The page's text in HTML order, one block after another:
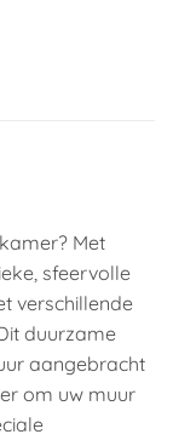
Met
sfeervolle
verschillende
duurzame
aangebracht
om uw muur